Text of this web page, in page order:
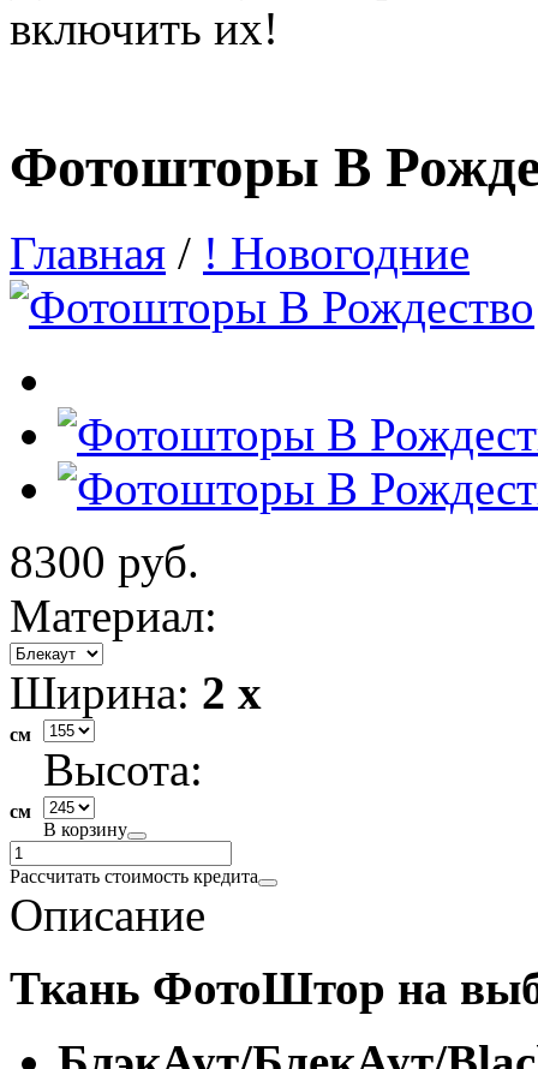
включить их!
Фотошторы В
Главная / ! Новогодние
8300 руб.
Материал:
Ширина: 2 x
см
Высота:
см
В корзину
Рассчитать стоимость кредита
Описание
Ткань ФотоШтор на